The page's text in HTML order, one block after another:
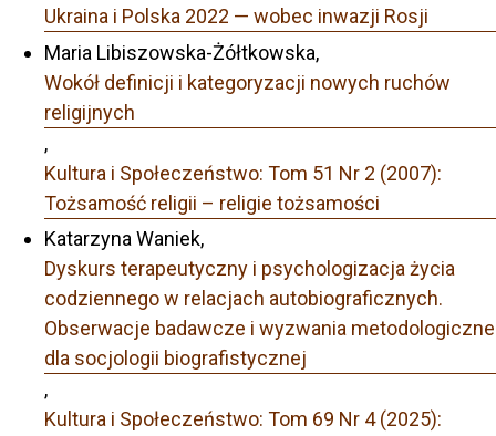
Ukraina i Polska 2022 — wobec inwazji Rosji
Maria Libiszowska-Żółtkowska,
Wokół definicji i kategoryzacji nowych ruchów
religijnych
,
Kultura i Społeczeństwo: Tom 51 Nr 2 (2007):
Tożsamość religii – religie tożsamości
Katarzyna Waniek,
Dyskurs terapeutyczny i psychologizacja życia
codziennego w relacjach autobiograficznych.
Obserwacje badawcze i wyzwania metodologiczne
dla socjologii biografistycznej
,
Kultura i Społeczeństwo: Tom 69 Nr 4 (2025):